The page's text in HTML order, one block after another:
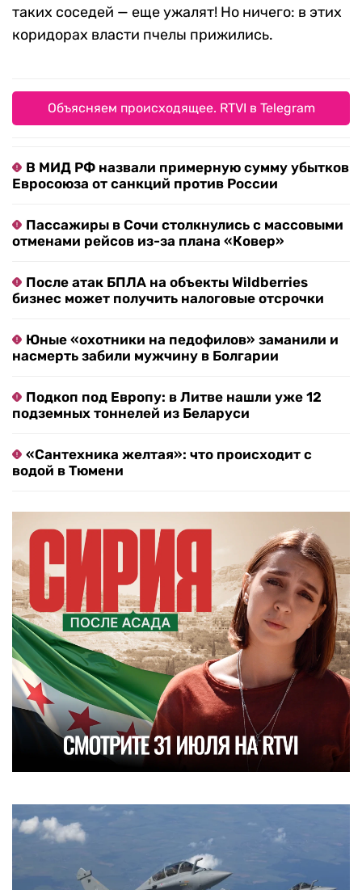
таких соседей — еще ужалят! Но ничего: в этих
коридорах власти пчелы прижились.
Объясняем происходящее. RTVI в Telegram
В МИД РФ назвали примерную сумму убытков
Евросоюза от санкций против России
Пассажиры в Сочи столкнулись с массовыми
отменами рейсов из-за плана «Ковер»
После атак БПЛА на объекты Wildberries
бизнес может получить налоговые отсрочки
Юные «охотники на педофилов» заманили и
насмерть забили мужчину в Болгарии
Подкоп под Европу: в Литве нашли уже 12
подземных тоннелей из Беларуси
«Сантехника желтая»: что происходит с
водой в Тюмени